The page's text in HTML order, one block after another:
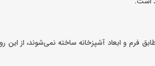
فرم و ابعاد آشپزخانه ساخته نمی‌شوند، از